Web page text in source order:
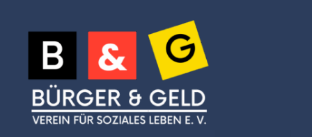
Inhalt
springen